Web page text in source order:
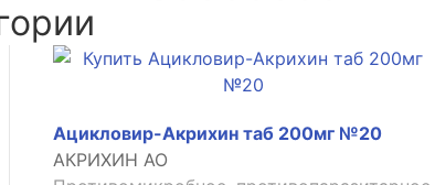
Ацикловир-Акрихин таб 200мг №20
АКРИХИН АО